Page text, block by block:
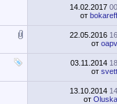
14.02.2017
от bokareff
22.05.2016
от oapv
03.11.2014
от svett
13.10.2014
от Oluska